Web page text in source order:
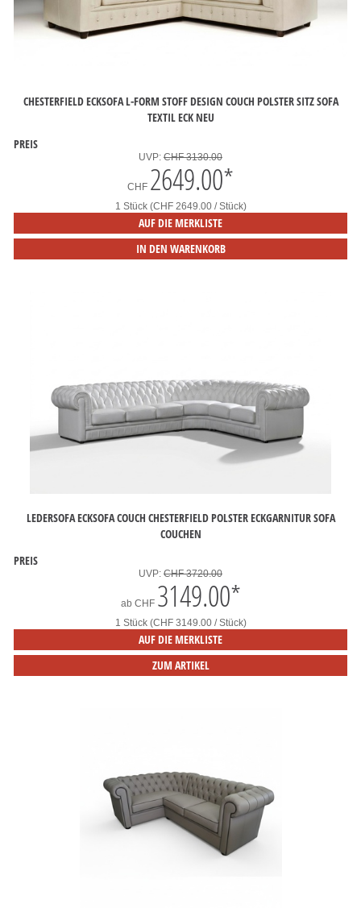
CHESTERFIELD ECKSOFA L-FORM STOFF DESIGN COUCH POLSTER SITZ SOFA
TEXTIL ECK NEU
PREIS
UVP: CHF 3130.00
CHF 2649.00*
1 Stück (CHF 2649.00 / Stück)
AUF DIE MERKLISTE
IN DEN WARENKORB
LEDERSOFA ECKSOFA COUCH CHESTERFIELD POLSTER ECKGARNITUR SOFA
COUCHEN
PREIS
UVP: CHF 3720.00
ab CHF 3149.00*
1 Stück (CHF 3149.00 / Stück)
AUF DIE MERKLISTE
ZUM ARTIKEL